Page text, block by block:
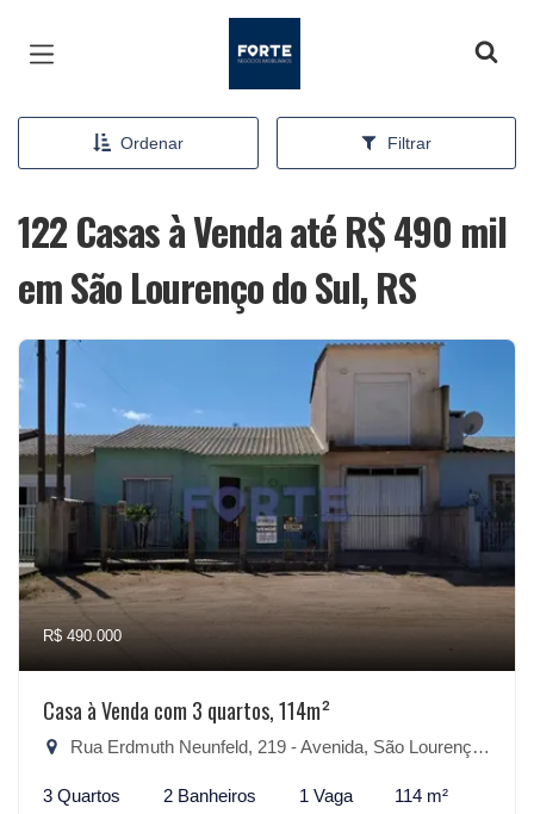
Ordenar Filtrar
122 Casas à Venda até R$ 490 mil
em São Lourenço do Sul, RS
R$ 490.000
Casa à Venda com 3 quartos, 114m²
Rua Erdmuth Neunfeld, 219 - Avenida, São Lourenço do Sul-RS
3 Quartos 2 Banheiros 1 Vaga 114 m²